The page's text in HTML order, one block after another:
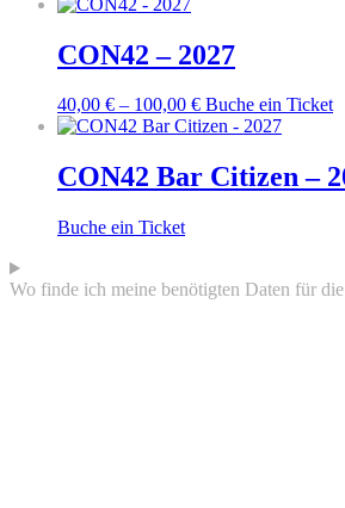
CON42 – 2027
40,00 € – 100,00 € Buche ein Ticket
CON42 Bar Citizen –
Buche ein Ticket
Wo finde ich meine benötigten Daten für